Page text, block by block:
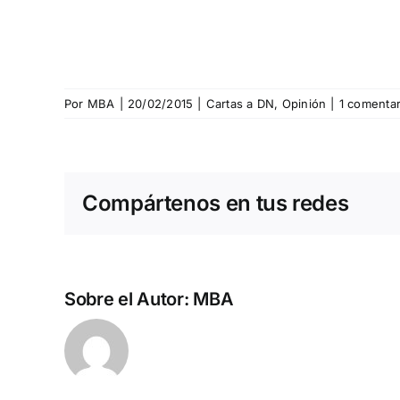
Por MBA 20/02/2015 Cartas a DN, Opinión 1
Compártenos en tus redes
Sobre el Autor: MBA